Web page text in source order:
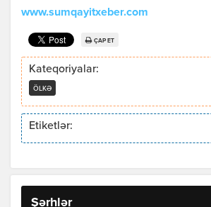
www.sumqayitxeber.com
ÇAP ET
Kateqoriyalar:
ÖLKƏ
Etiketlər:
Şərhlər